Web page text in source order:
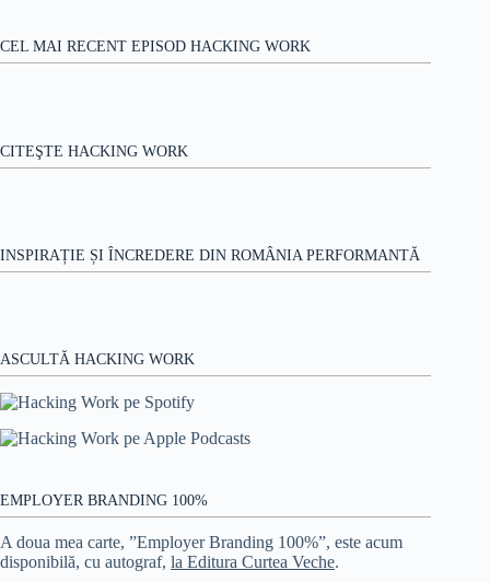
CEL MAI RECENT EPISOD HACKING WORK
CITEŞTE HACKING WORK
INSPIRAȚIE ȘI ÎNCREDERE DIN ROMÂNIA PERFORMANTĂ
ASCULTĂ HACKING WORK
EMPLOYER BRANDING 100%
A doua mea carte, ”Employer Branding 100%”, este acum
disponibilă, cu autograf, la Editura Curtea Veche.